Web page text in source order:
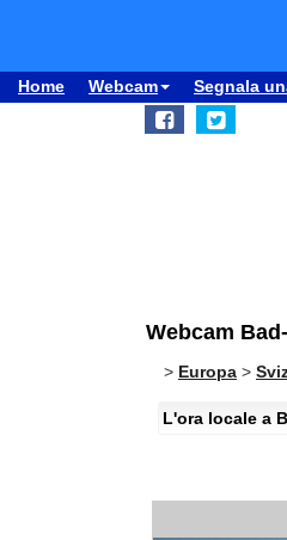
Home Webcam Segnala
Webcam
> Europa >
L'ora locale a